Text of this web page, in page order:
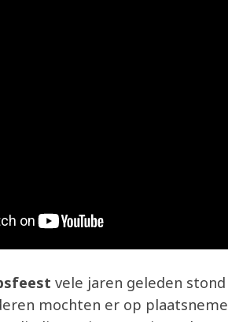
vele jaren geleden
mochten er op